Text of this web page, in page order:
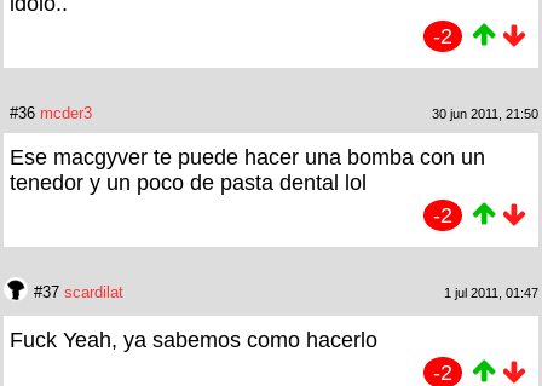
-2
#36 mcder3 30 jun 2011, 21:50
Ese macgyver te puede hacer una bomba con un
tenedor y un poco de pasta dental lol
-2
#37 scardilat 1 jul 2011, 01:47
Fuck Yeah, ya sabemos como hacerlo
-2